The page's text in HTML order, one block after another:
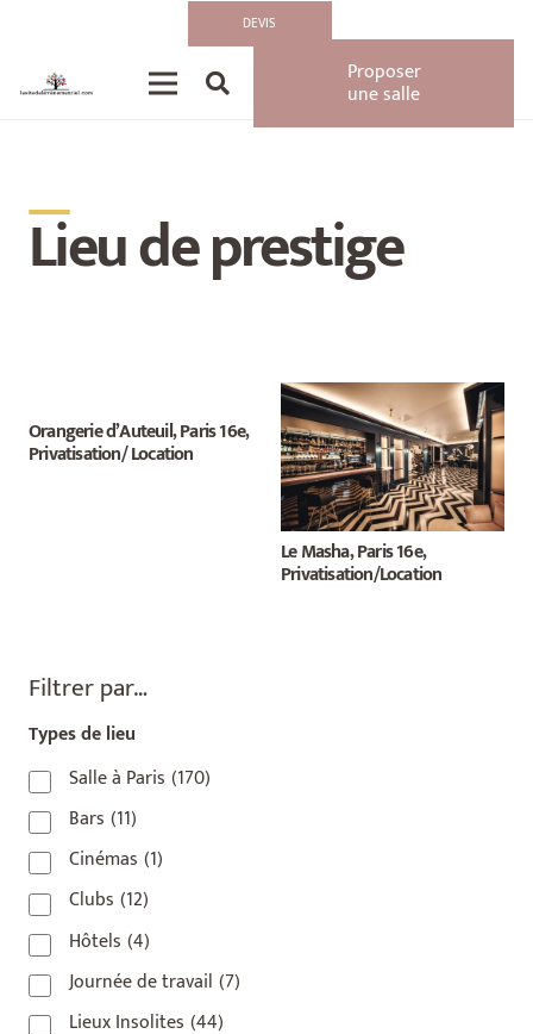
DEVIS
Proposer
une salle
__
Lieu de prestige
Orangerie d’Auteuil, Paris 16e,
Privatisation/ Location
Le Masha, Paris 16e,
Privatisation/Location
Filtrer par…
Types de lieu
Salle à Paris (170)
Bars (11)
Cinémas (1)
Clubs (12)
Hôtels (4)
Journée de travail (7)
Lieux Insolites (44)